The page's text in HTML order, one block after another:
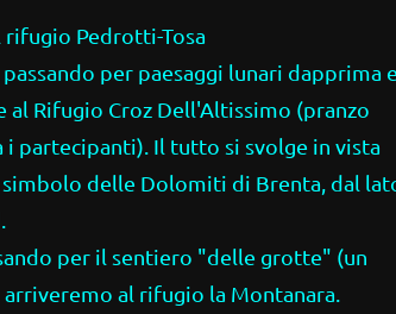
rifugio Pedrotti-Tosa
per paesaggi lunari dapprima
Rifugio Croz Dell'Altissimo (pranzo
partecipanti). Il tutto si svolge in vista
delle Dolomiti di Brenta, dal
per il sentiero "delle grotte" (un
al rifugio la Montanara.